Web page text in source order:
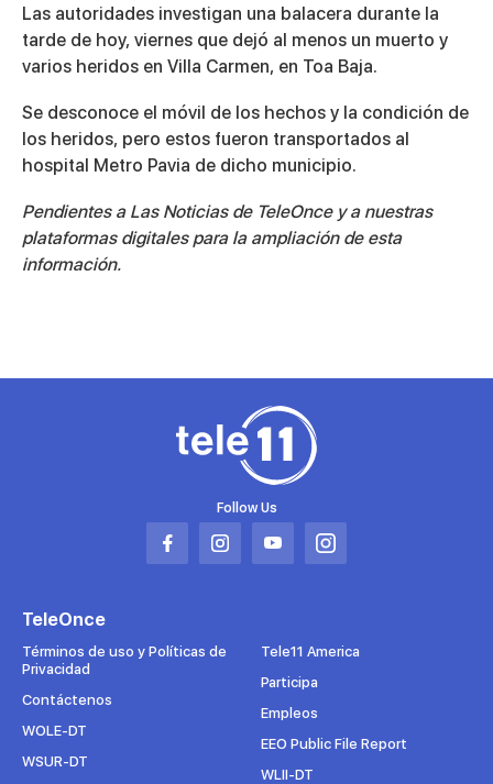
Las autoridades investigan una balacera durante la
tarde de hoy, viernes que dejó al menos un muerto y
varios heridos en Villa Carmen, en Toa Baja.
Se desconoce el móvil de los hechos y la condición de
los heridos, pero estos fueron transportados al
hospital Metro Pavia de dicho municipio.
Pendientes a Las Noticias de TeleOnce y a nuestras
plataformas digitales para la ampliación de esta
información.
Follow Us
Abrir
pestaña
Abrir
pestaña
Abrir
pestaña
Abrir
pestaña
TeleOnce
Términos de uso y Políticas de
Privacidad
Contáctenos
WOLE-DT
WSUR-DT
Tele11 America
Participa
Empleos
EEO Public File Report
WLII-DT